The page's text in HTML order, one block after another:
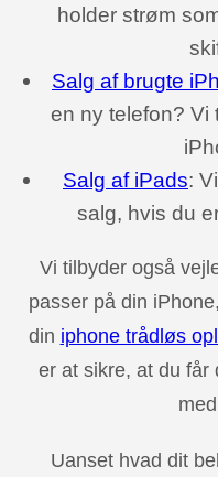
holder strøm
Salg af brugte
en ny telefon? Vi
Salg af iPads:
salg, hvis du
Vi tilbyder også
passer på din
din iphone trådløs
er at sikre, at du får
Uanset hvad dit